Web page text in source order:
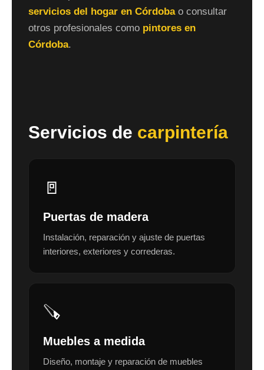
servicios del hogar en Córdobao consultar
otros profesionales como pintores en
Córdoba.
Servicios de carpintería
🚪
Puertas de madera
Instalación, reparación y ajuste de puertas
interiores, exteriores y correderas.
🪚
Muebles a medida
Diseño, montaje y reparación de muebles